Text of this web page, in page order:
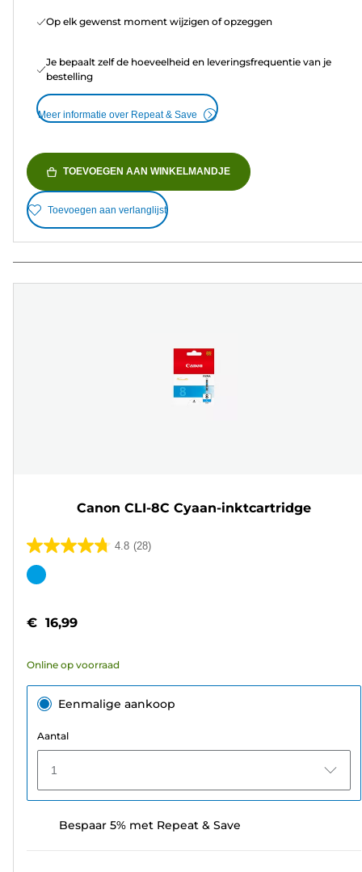
Op elk gewenst moment wijzigen of opzeggen
Je bepaalt zelf de hoeveelheid en leveringsfrequentie van je
bestelling
Meer informatie over Repeat & Save
TOEVOEGEN AAN WINKELMANDJE
Toevoegen aan verlanglijst
Canon CLI-8C Cyaan-inktcartridge
4.8 (28)
4.8
van
sterren.
beoordelingen
Kleurencartridge
€ 16,99
Online op voorraad
Eenmalige aankoop
Aantal
1
Bespaar 5% met Repeat & Save